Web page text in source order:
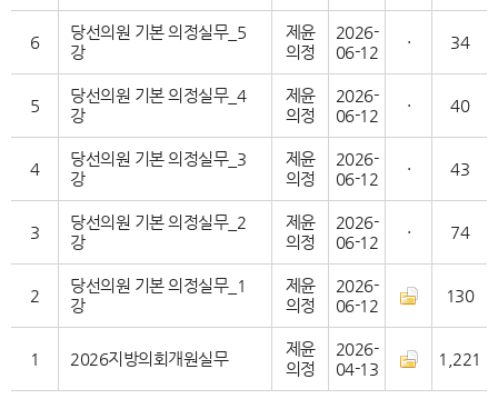
6
당선의원 기본 의정실무_5
강
제윤
의정
2026-
06-12
· 34
5
당선의원 기본 의정실무_4
강
제윤
의정
2026-
06-12
· 40
4
당선의원 기본 의정실무_3
강
제윤
의정
2026-
06-12
· 43
3
당선의원 기본 의정실무_2
강
제윤
의정
2026-
06-12
· 74
2
당선의원 기본 의정실무_1
강
제윤
의정
2026-
06-12
130
1 2026지방의회개원실무
제윤
의정
2026-
04-13
1,221